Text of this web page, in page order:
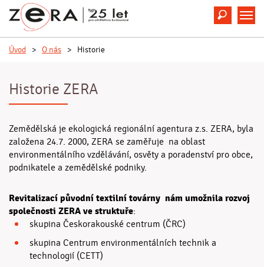
Hledat
Úvod > O nás > Historie
Historie ZERA
Zemědělská je ekologická regionální agentura z.s. ZERA, byla
založena 24.7. 2000, ZERA se zaměřuje na oblast
environmentálního vzdělávání, osvěty a poradenství pro obce,
podnikatele a zemědělské podniky.
Revitalizací původní textilní továrny nám umožnila rozvoj
společnosti ZERA ve struktuře:
skupina Českorakouské centrum (ČRC)
skupina Centrum environmentálních technik a
technologií (CETT)